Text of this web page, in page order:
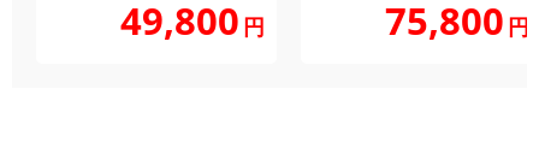
49,800円 75,800円